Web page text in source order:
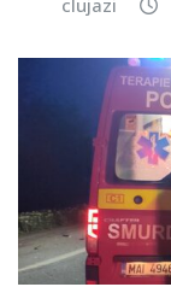
clujazi